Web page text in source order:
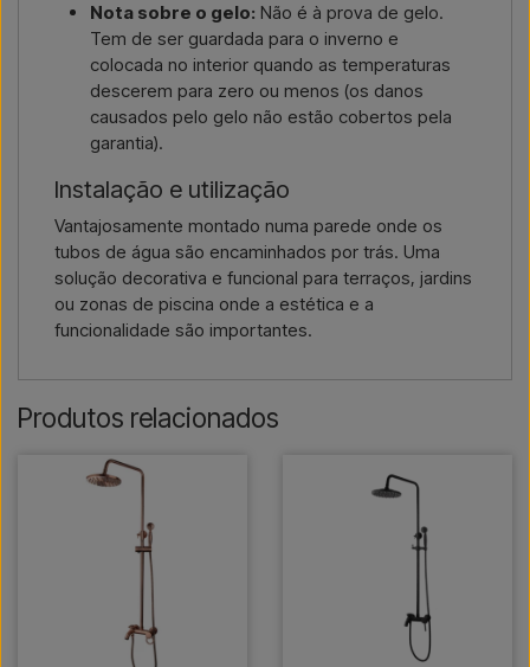
Nota sobre o gelo: Não é à prova de gelo.
Tem de ser guardada para o inverno e
colocada no interior quando as temperaturas
descerem para zero ou menos (os danos
causados pelo gelo não estão cobertos pela
garantia).
Instalação e utilização
Vantajosamente montado numa parede onde os
tubos de água são encaminhados por trás. Uma
solução decorativa e funcional para terraços, jardins
ou zonas de piscina onde a estética e a
funcionalidade são importantes.
Produtos relacionados